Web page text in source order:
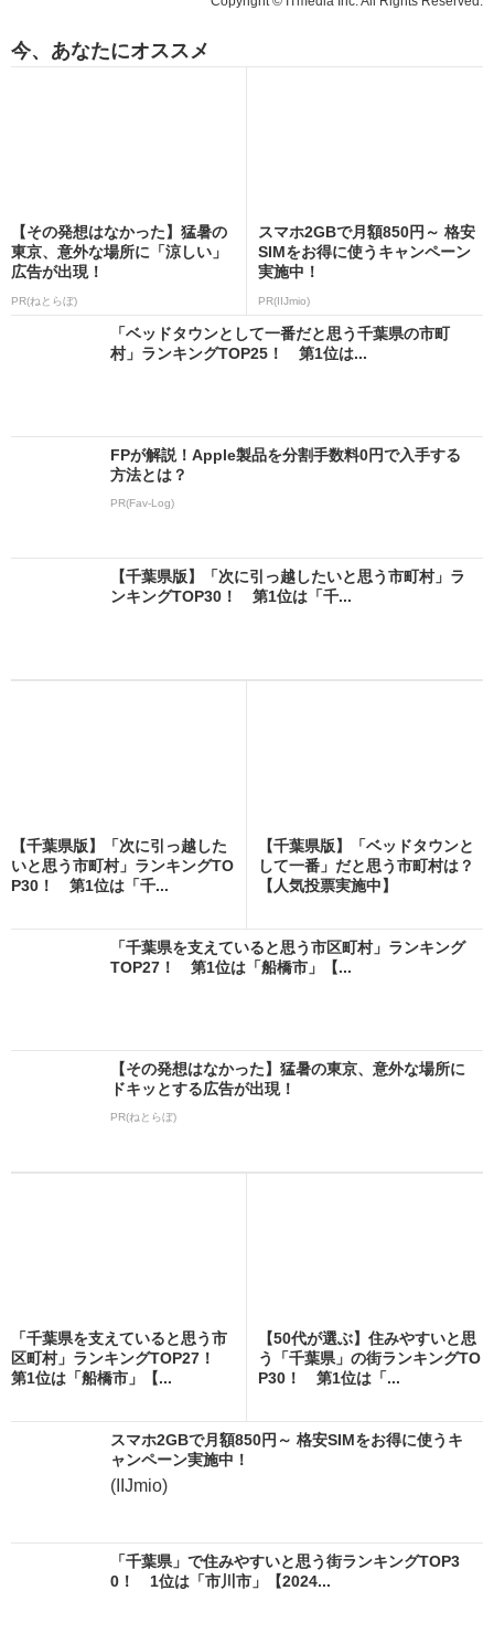
今、あなたにオススメ
【その発想はなかった】猛暑の
東京、意外な場所に「涼しい」
広告が出現！
PR(ねとらぼ)
スマホ2GBで月額850円～ 格安
SIMをお得に使うキャンペーン
実施中！
PR(IIJmio)
「ベッドタウンとして一番だと思う千葉県の市町
村」ランキングTOP25！ 第1位は...
FPが解説！Apple製品を分割手数料0円で入手する
方法とは？
PR(Fav-Log)
【千葉県版】「次に引っ越したいと思う市町村」ラ
ンキングTOP30！ 第1位は「千...
【千葉県版】「次に引っ越した
いと思う市町村」ランキングTO
P30！ 第1位は「千...
【千葉県版】「ベッドタウンと
して一番」だと思う市町村は？
【人気投票実施中】
「千葉県を支えていると思う市区町村」ランキング
TOP27！ 第1位は「船橋市」【...
【その発想はなかった】猛暑の東京、意外な場所に
ドキッとする広告が出現！
PR(ねとらぼ)
「千葉県を支えていると思う市
区町村」ランキングTOP27！
第1位は「船橋市」【...
【50代が選ぶ】住みやすいと思
う「千葉県」の街ランキングTO
P30！ 第1位は「...
スマホ2GBで月額850円～ 格安SIMをお得に使うキ
ャンペーン実施中！
(IIJmio)
「千葉県」で住みやすいと思う街ランキングTOP3
0！ 1位は「市川市」【2024...